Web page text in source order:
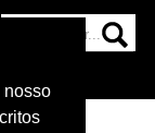
nosso